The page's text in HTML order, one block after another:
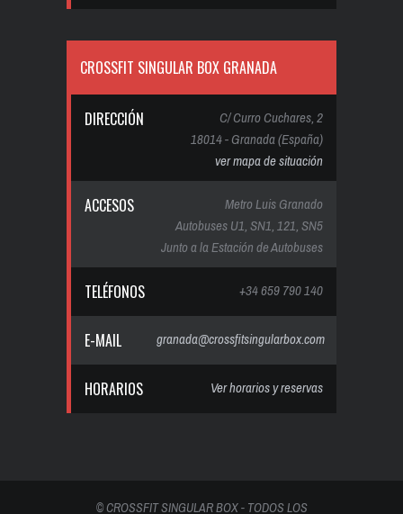
CROSSFIT SINGULAR BOX GRANADA
DIRECCIÓN
C/ Curro Cuchares, 2
18014 - Granada (España)
ver mapa de situación
ACCESOS
Metro Luis Granado
Autobuses U1, SN1, 121, SN5
Junto a la Estación de Autobuses
TELÉFONOS +34 659 790 140
E-MAIL granada@crossfitsingularbox.com
HORARIOS Ver horarios y reservas
© CROSSFIT SINGULAR BOX - TODOS LOS